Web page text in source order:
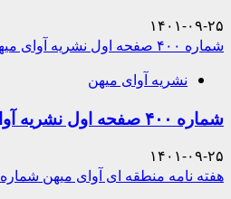
۱۴۰۱-۰۹-۲۵
شماره ۴۰۰ صفحه اول نشریه آوای میهن
نشریه آوای میهن
شماره ۴۰۰ صفحه اول نشریه آوای میهن
۱۴۰۱-۰۹-۲۵
هفته نامه منطقه ای آوای میهن شماره ۳۴۲